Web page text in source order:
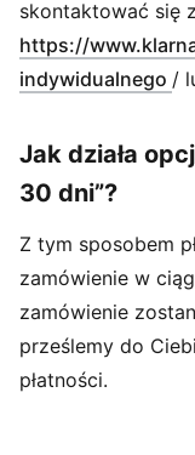
skontaktować się
https://
indywidualnego (/
Jak działa
30 dni”?
Z tym sposobem
zamówienie w
zamówienie
prześlemy do
płatności.